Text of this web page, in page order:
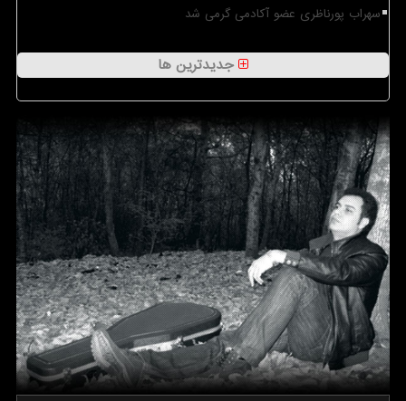
سهراب پورناظری عضو آکادمی گرمی شد
جدیدترین ها